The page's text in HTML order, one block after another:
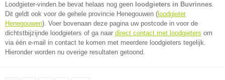
Loodgieter-vinden.be bevat helaas nog geen loodgieters in Buvrinnes.
Dit geldt ook voor de gehele provincie Henegouwen ( loodgieter
Henegouwen). Voer bovenaan deze pagina uw postcode in voor de
dichtstbijzijnde loodgieters of ga naar direct contact met loodgieters om
via één e-mail in contact te komen met meerdere loodgieters tegelijk.
Hieronder worden nu overige resultaten getoond.